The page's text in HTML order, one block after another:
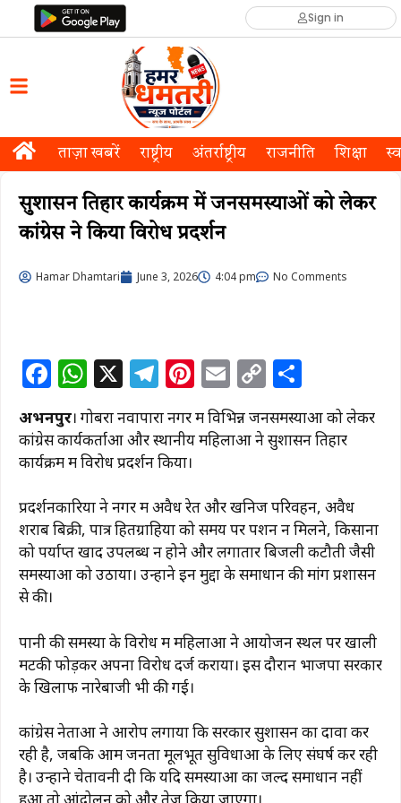
Sign in
ताज़ा खबरें राष्ट्रीय अंतर्राष्ट्रीय राजनीति शिक्षा
सुशासन तिहार कार्यक्रम में जनसमस्याओं को लेकर
कांग्रेस ने किया विरोध प्रदर्शन
Hamar Dhamtari June 3, 2026 4:04 pm No Comments
F
a
c
e
o
o
k
W
h
at
s
p
p
X T
el
e
g
m
Pi
n
te
re
E
m
ai
l
C
o
p
y
n
k
ar
e
अभनपुर। गोबरा नवापारा नगर में विभिन्न जनसमस्याओं को लेकर
कांग्रेस कार्यकर्ताओं और स्थानीय महिलाओं ने सुशासन तिहार
कार्यक्रम में विरोध प्रदर्शन किया।
प्रदर्शनकारियों ने नगर में अवैध रेत और खनिज परिवहन, अवैध
शराब बिक्री, पात्र हितग्राहियों को समय पर पेंशन न मिलने, किसानों
को पर्याप्त खाद उपलब्ध न होने और लगातार बिजली कटौती जैसी
समस्याओं को उठाया। उन्होंने इन मुद्दों के समाधान की मांग प्रशासन
से की।
पानी की समस्या के विरोध में महिलाओं ने आयोजन स्थल पर खाली
मटकी फोड़कर अपना विरोध दर्ज कराया। इस दौरान भाजपा सरकार
के खिलाफ नारेबाजी भी की गई।
कांग्रेस नेताओं ने आरोप लगाया कि सरकार सुशासन का दावा कर
रही है, जबकि आम जनता मूलभूत सुविधाओं के लिए संघर्ष कर रही
है। उन्होंने चेतावनी दी कि यदि समस्याओं का जल्द समाधान नहीं